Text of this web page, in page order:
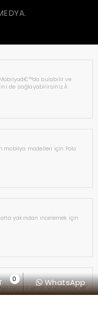
bulabilir ve
de sağlayabilirsiniz.Â
mobilya modelleri için Polo
yakından incelemek için
gerek ürünlerimiz ve
bilgi alabilirsiniz.
0 WhatsApp